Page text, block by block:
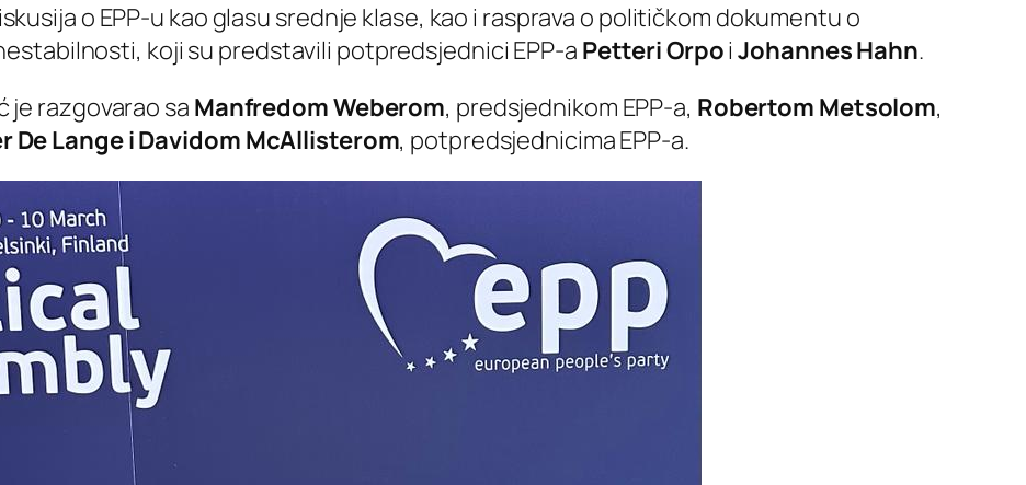
o EPP-u kao glasu srednje klase, kao i rasprava o političkom dokumentu o
koji su predstavili potpredsjednici EPP-aPetteri OrpoiJohannes Hahn.
je razgovarao sa Manfredom Weberom, predsjednikom EPP-a, Robertom Metsolom,
De Lange i Davidom McAllisterom, potpredsjednicima EPP-a.